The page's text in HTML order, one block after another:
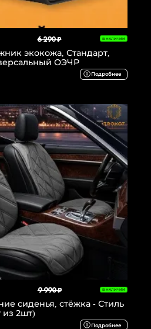
6 290 ₽ В НАЛИЧИИ
экокожа, Стандарт,
ОЭЧР
Подробнее
9 990 ₽ В НАЛИЧИИ
сиденья, стёжка - Стиль
из 2шт)
Подробнее